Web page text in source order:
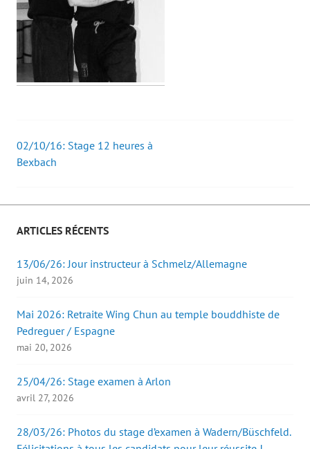
Post
02/10/16: Stage 12 heures à
Bexbach
ARTICLES RÉCENTS
13/06/26: Jour instructeur à Schmelz/Allemagne
juin 14, 2026
Mai 2026: Retraite Wing Chun au temple bouddhiste de
Pedreguer / Espagne
mai 20, 2026
25/04/26: Stage examen à Arlon
avril 27, 2026
28/03/26: Photos du stage d’examen à Wadern/Büschfeld.